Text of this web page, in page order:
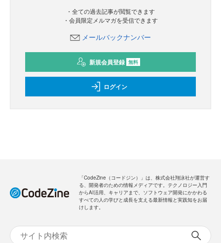
新規会員登録 無料
ログイン